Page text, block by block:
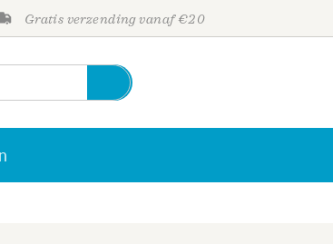
Gratis verzending vanaf €20
Personen